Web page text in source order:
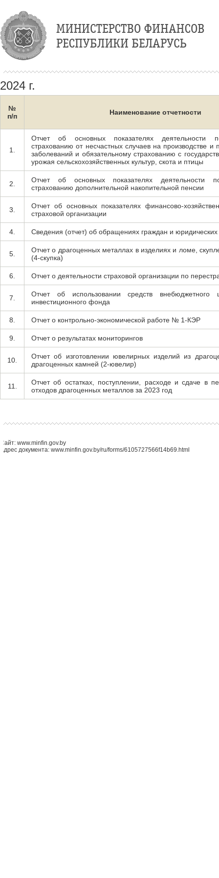
2024 г.
№
п/п
Наименование отчетности
1.
Отчет об основных показателях деятельности
страхованию от несчастных случаев на производстве и
заболеваний и обязательному страхованию с
урожая сельскохозяйственных культур, скота и птицы
2.
Отчет об основных показателях деятельности
страхованию дополнительной накопительной пенсии
3.
Отчет об основных показателях финансово-
страховой организации
4. Сведения (отчет) об обращениях граждан и
5.
Отчет о драгоценных металлах в изделиях и ломе,
(4-скупка)
6. Отчет о деятельности страховой организации по
7.
Отчет об использовании средств внебюджетного
инвестиционного фонда
8. Отчет о контрольно-экономической работе № 1-КЭР
9. Отчет о результатах мониторингов
10.
Отчет об изготовлении ювелирных изделий из
драгоценных камней (2-ювелир)
11.
Отчет об остатках, поступлении, расходе и сдаче в
отходов драгоценных металлов за 2023 год
Сайт: www.minfin.gov.by
Адрес документа: www.minfin.gov.by/ru/forms/6105727566f14b69.html